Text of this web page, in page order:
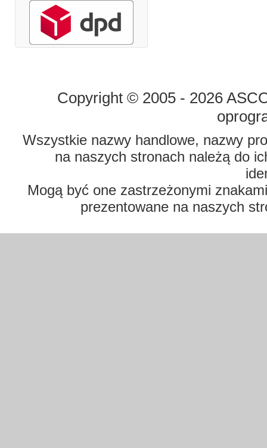
Copyright © 2005 - 2026
Wszystkie nazwy handlowe, nazwy
na naszych stronach należą do
Mogą być one zastrzeżonymi
prezentowane na naszych